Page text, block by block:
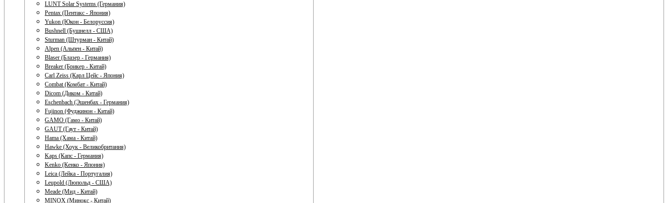
LUNT Solar Systems (Германия)
Pentax (Пентакс - Япония)
Yukon (Юкон - Белоруссия)
Bushnell (Бушнелл - США)
Sturman (Штурман - Китай)
Alpen (Альпен - Китай)
Blaser (Блазер - Германия)
Breaker (Брикер - Китай)
Carl Zeiss (Карл Цейс - Япония)
Combat (Комбат - Китай)
Dicom (Диком - Китай)
Eschenbach (Эшенбах - Германия)
Fujinon (Фуджинон - Китай)
GAMO (Гамо - Китай)
GAUT (Гаут - Китай)
Hama (Хама - Китай)
Hawke (Хоук - Великобритания)
Kaps (Капс - Германия)
Kenko (Кенко - Япония)
Leica (Лейка - Португалия)
Leupold (Люпольд - США)
Meade (Мид - Китай)
MINOX (Минокс - Китай)